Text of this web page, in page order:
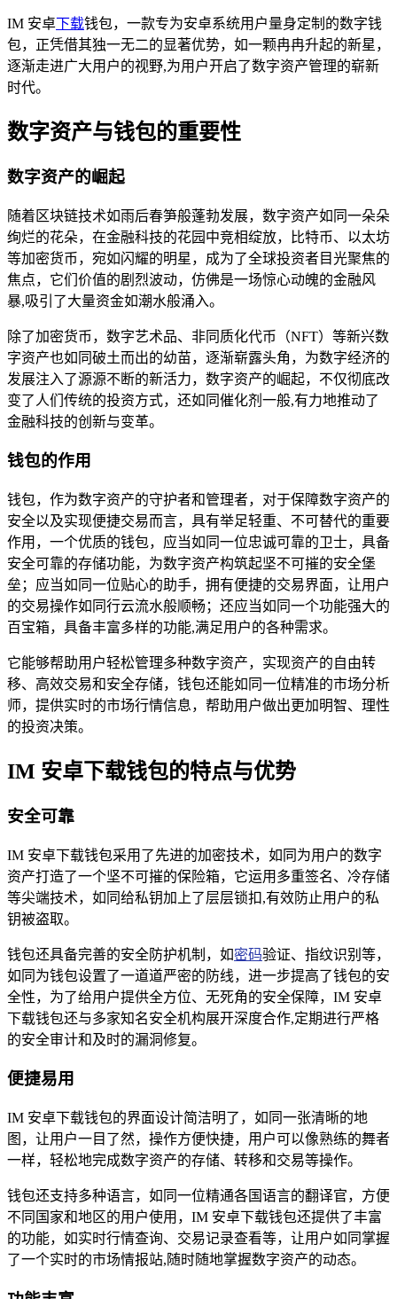
IM 安卓下载钱包，一款专为安卓系统用户量身定制的数字钱
包，正凭借其独一无二的显著优势，如一颗冉冉升起的新星，
逐渐走进广大用户的视野,为用户开启了数字资产管理的崭新
时代。
数字资产与钱包的重要性
数字资产的崛起
随着区块链技术如雨后春笋般蓬勃发展，数字资产如同一朵朵
绚烂的花朵，在金融科技的花园中竞相绽放，比特币、以太坊
等加密货币，宛如闪耀的明星，成为了全球投资者目光聚焦的
焦点，它们价值的剧烈波动，仿佛是一场惊心动魄的金融风
暴,吸引了大量资金如潮水般涌入。
除了加密货币，数字艺术品、非同质化代币（NFT）等新兴数
字资产也如同破土而出的幼苗，逐渐崭露头角，为数字经济的
发展注入了源源不断的新活力，数字资产的崛起，不仅彻底改
变了人们传统的投资方式，还如同催化剂一般,有力地推动了
金融科技的创新与变革。
钱包的作用
钱包，作为数字资产的守护者和管理者，对于保障数字资产的
安全以及实现便捷交易而言，具有举足轻重、不可替代的重要
作用，一个优质的钱包，应当如同一位忠诚可靠的卫士，具备
安全可靠的存储功能，为数字资产构筑起坚不可摧的安全堡
垒；应当如同一位贴心的助手，拥有便捷的交易界面，让用户
的交易操作如同行云流水般顺畅；还应当如同一个功能强大的
百宝箱，具备丰富多样的功能,满足用户的各种需求。
它能够帮助用户轻松管理多种数字资产，实现资产的自由转
移、高效交易和安全存储，钱包还能如同一位精准的市场分析
师，提供实时的市场行情信息，帮助用户做出更加明智、理性
的投资决策。
IM 安卓下载钱包的特点与优势
安全可靠
IM 安卓下载钱包采用了先进的加密技术，如同为用户的数字
资产打造了一个坚不可摧的保险箱，它运用多重签名、冷存储
等尖端技术，如同给私钥加上了层层锁扣,有效防止用户的私
钥被盗取。
钱包还具备完善的安全防护机制，如密码验证、指纹识别等，
如同为钱包设置了一道道严密的防线，进一步提高了钱包的安
全性，为了给用户提供全方位、无死角的安全保障，IM 安卓
下载钱包还与多家知名安全机构展开深度合作,定期进行严格
的安全审计和及时的漏洞修复。
便捷易用
IM 安卓下载钱包的界面设计简洁明了，如同一张清晰的地
图，让用户一目了然，操作方便快捷，用户可以像熟练的舞者
一样，轻松地完成数字资产的存储、转移和交易等操作。
钱包还支持多种语言，如同一位精通各国语言的翻译官，方便
不同国家和地区的用户使用，IM 安卓下载钱包还提供了丰富
的功能，如实时行情查询、交易记录查看等，让用户如同掌握
了一个实时的市场情报站,随时随地掌握数字资产的动态。